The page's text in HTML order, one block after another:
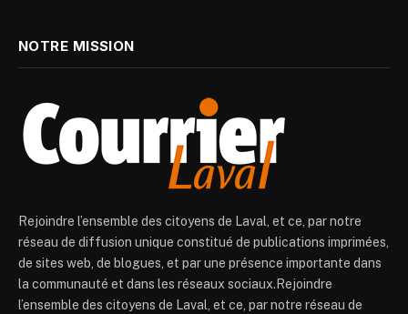
NOTRE MISSION
Rejoindre l’ensemble des citoyens de Laval, et ce, par notre
réseau de diffusion unique constitué de publications imprimées,
de sites web, de blogues, et par une présence importante dans
la communauté et dans les réseaux sociaux.Rejoindre
l’ensemble des citoyens de Laval, et ce, par notre réseau de